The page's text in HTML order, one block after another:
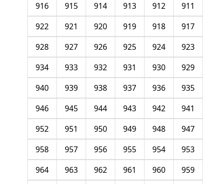
911
912
913
914
915
916
917
918
919
920
921
922
923
924
925
926
927
928
929
930
931
932
933
934
935
936
937
938
939
940
941
942
943
944
945
946
947
948
949
950
951
952
953
954
955
956
957
958
959
960
961
962
963
964